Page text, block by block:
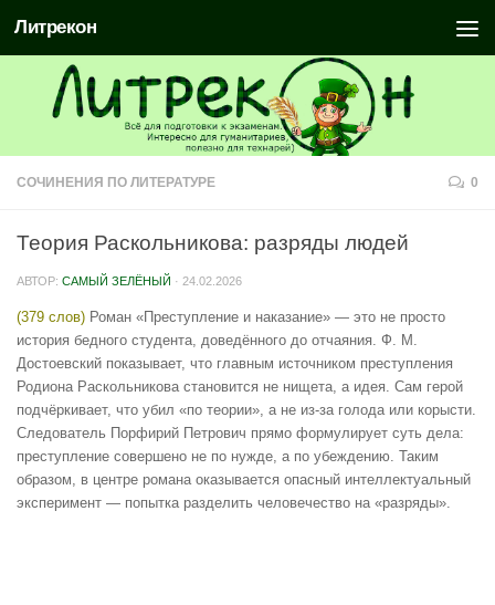
Литрекон
СОЧИНЕНИЯ ПО ЛИТЕРАТУРЕ 0
Теория Раскольникова: разряды людей
АВТОР: САМЫЙ ЗЕЛЁНЫЙ · 24.02.2026
(379 слов) Роман «Преступление и наказание» — это не просто
история бедного студента, доведённого до отчаяния. Ф. М.
Достоевский показывает, что главным источником преступления
Родиона Раскольникова становится не нищета, а идея. Сам герой
подчёркивает, что убил «по теории», а не из-за голода или корысти.
Следователь Порфирий Петрович прямо формулирует суть дела:
преступление совершено не по нужде, а по убеждению. Таким
образом, в центре романа оказывается опасный интеллектуальный
эксперимент — попытка разделить человечество на «разряды».